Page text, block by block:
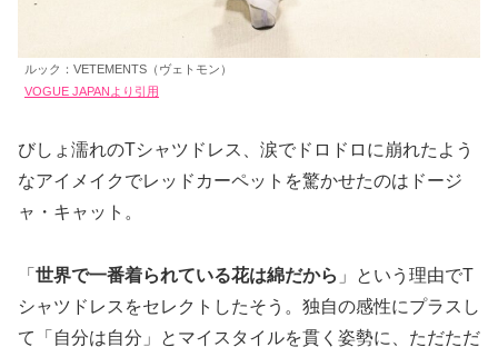
ルック：VETEMENTS（ヴェトモン）
VOGUE JAPANより引用
びしょ濡れのTシャツドレス、涙でドロドロに崩れたよう
なアイメイクでレッドカーペットを驚かせたのはドージ
ャ・キャット。
「 世界で一番着られている花は綿だから 」という理由でT
シャツドレスをセレクトしたそう。独自の感性にプラスし
て「自分は自分」とマイスタイルを貫く姿勢に、ただただ